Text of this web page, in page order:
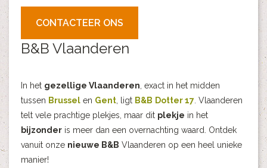
CONTACTEER ONS
B&B Vlaanderen
In het gezellige Vlaanderen , exact in het midden
tussen Brussel en Gent , ligt B&B Dotter 17 . Vlaanderen
telt vele prachtige plekjes, maar dit plekje in het
bijzonder is meer dan een overnachting waard. Ontdek
vanuit onze nieuwe B&B Vlaanderen op een heel unieke
manier!